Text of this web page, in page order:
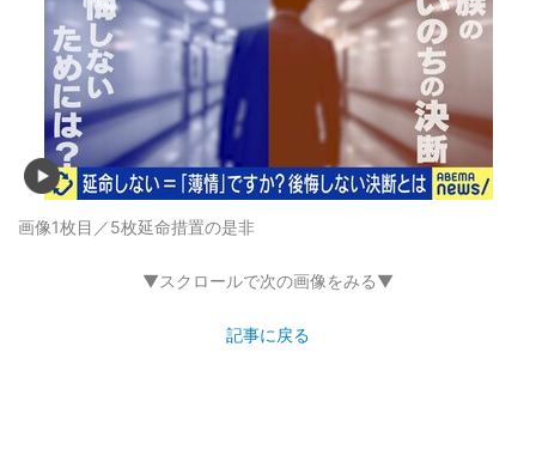
画像1枚目／5枚延命措置の是非
▼スクロールで次の画像をみる▼
記事に戻る